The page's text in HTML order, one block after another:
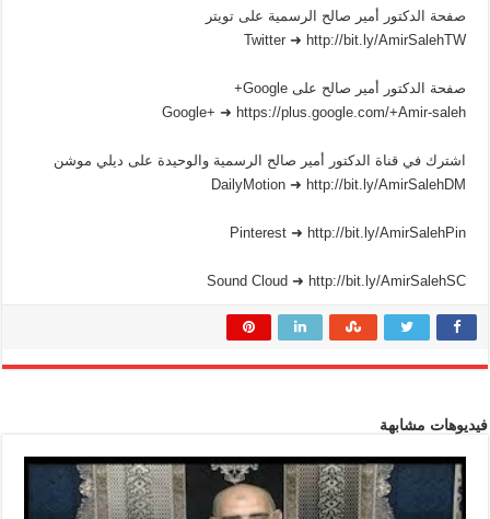
صفحة الدكتور أمير صالح الرسمية على تويتر
Twitter ➜ http://bit.ly/AmirSalehTW
صفحة الدكتور أمير صالح على Google+
Google+ ➜ https://plus.google.com/+Amir-saleh
اشترك في قناة الدكتور أمير صالح الرسمية والوحيدة على ديلي موشن
DailyMotion ➜ http://bit.ly/AmirSalehDM
Pinterest ➜ http://bit.ly/AmirSalehPin
Sound Cloud ➜ http://bit.ly/AmirSalehSC
فيديوهات مشابهة